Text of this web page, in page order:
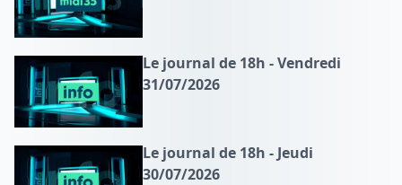
Le journal de 18h - Vendredi
31/07/2026
Le journal de 18h - Jeudi
30/07/2026